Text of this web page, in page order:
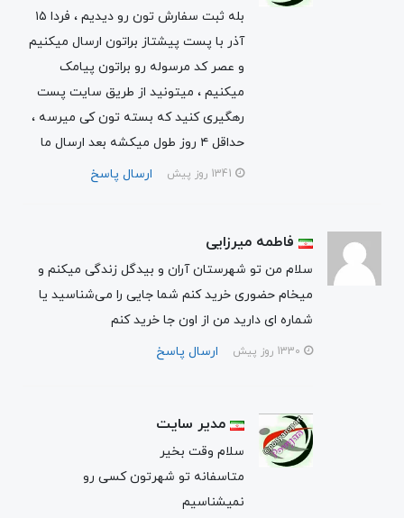
بله ثبت سفارش تون رو دیدیم ، فردا ۱۵
آذر با پست پیشتاز براتون ارسال میکنیم
و عصر کد مرسوله رو براتون پیامک
میکنیم ، میتونید از طریق سایت پست
رهگیری کنید که بسته تون کی میرسه ،
حداقل ۴ روز طول میکشه بعد ارسال ما
ارسال پاسخ
فاطمه میرزایی
سلام من تو شهرستان آران و بیدگل زندگی میکنم و
میخام حضوری خرید کنم شما جایی را می‌شناسید یا
شماره ای دارید من از اون جا خرید کنم
ارسال پاسخ
مدیر سایت
سلام وقت بخیر
متاسفانه تو شهرتون کسی رو
نمیشناسیم